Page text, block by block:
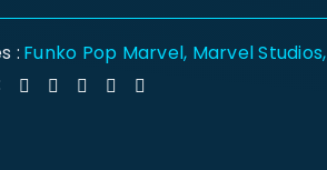
: Funko Pop Marvel, Marvel Studios,